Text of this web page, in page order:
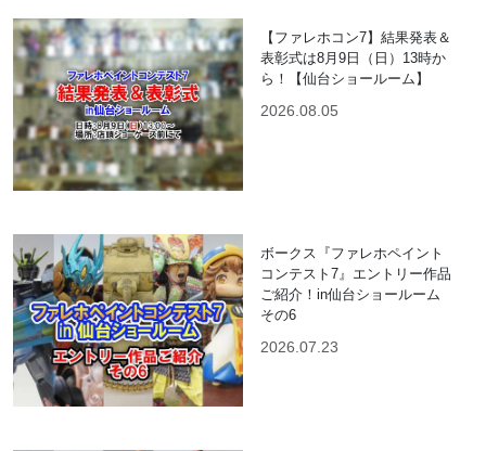
【ファレホコン7】結果発表＆
表彰式は8月9日（日）13時か
ら！【仙台ショールーム】
2026.08.05
ボークス『ファレホペイント
コンテスト7』エントリー作品
ご紹介！in仙台ショールーム
その6
2026.07.23